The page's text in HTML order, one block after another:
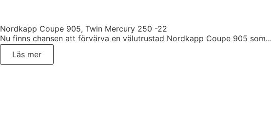
Nordkapp Coupe 905, Twin Mercury 250 -22
Nu finns chansen att förvärva en välutrustad Nordkapp Coupe 905
Läs mer